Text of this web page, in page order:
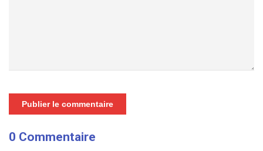
Publier le commentaire
0 Commentaire